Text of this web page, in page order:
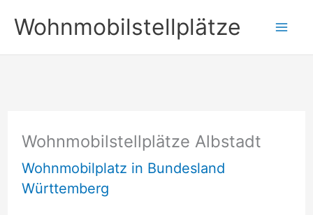
Inhalt
springen
Wohnmobilstellplätze
Wohnmobilstellplätze Albstadt
Wohnmobilplatz in Bundesland
Württemberg